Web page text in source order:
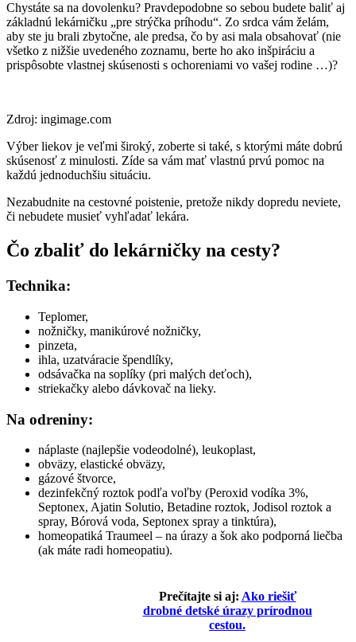
Chystáte sa na dovolenku? Pravdepodobne so sebou budete baliť aj
základnú lekárničku „pre strýčka príhodu“. Zo srdca vám želám,
aby ste ju brali zbytočne, ale predsa, čo by asi mala obsahovať (nie
všetko z nižšie uvedeného zoznamu, berte ho ako inšpiráciu a
prispôsobte vlastnej skúsenosti s ochoreniami vo vašej rodine …)?
Zdroj: ingimage.com
Výber liekov je veľmi široký, zoberte si také, s ktorými máte dobrú
skúsenosť z minulosti. Zíde sa vám mať vlastnú prvú pomoc na
každú jednoduchšiu situáciu.
Nezabudnite na cestovné poistenie, pretože nikdy dopredu neviete,
či nebudete musieť vyhľadať lekára.
Čo zbaliť do lekárničky na cesty?
Technika:
Teplomer,
nožničky, manikúrové nožničky,
pinzeta,
ihla, uzatváracie špendlíky,
odsávačka na soplíky (pri malých deťoch),
striekačky alebo dávkovač na lieky.
Na odreniny:
náplaste (najlepšie vodeodolné), leukoplast,
obväzy, elastické obväzy,
gázové štvorce,
dezinfekčný roztok podľa voľby (Peroxid vodíka 3%,
Septonex, Ajatin Solutio, Betadine roztok, Jodisol roztok a
spray, Bórová voda, Septonex spray a tinktúra),
homeopatiká Traumeel – na úrazy a šok ako podporná liečba
(ak máte radi homeopatiu).
Prečítajte si aj: Ako riešiť
drobné detské úrazy prírodnou
cestou.